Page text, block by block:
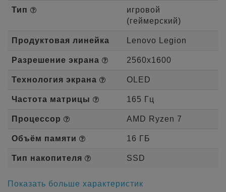
Тип
игровой
(геймерский)
Продуктовая линейка Lenovo Legion
Разрешение экрана 2560x1600
Технология экрана OLED
Частота матрицы 165 Гц
Процессор AMD Ryzen 7
Объём памяти 16 ГБ
Тип накопителя SSD
Показать больше характеристик